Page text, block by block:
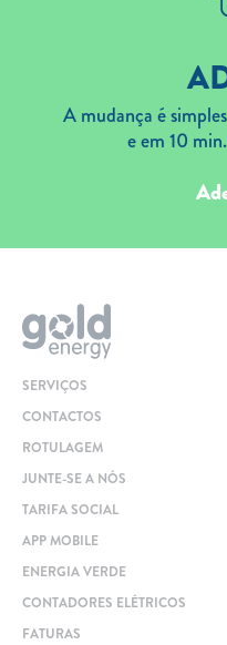
A mudança é
e em 10
SERVIÇOS
CONTACTOS
ROTULAGEM
JUNTE-SE A NÓS
TARIFA SOCIAL
APP MOBILE
ENERGIA VERDE
CONTADORES ELÉTRICOS
FATURAS